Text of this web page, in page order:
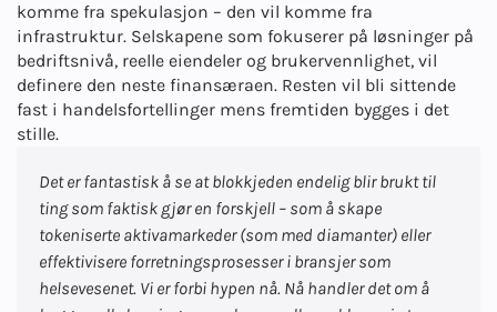
komme fra spekulasjon – den vil komme fra
infrastruktur. Selskapene som fokuserer på løsninger på
bedriftsnivå, reelle eiendeler og brukervennlighet, vil
definere den neste finansæraen. Resten vil bli sittende
fast i handelsfortellinger mens fremtiden bygges i det
stille.
Det er fantastisk å se at blokkjeden endelig blir brukt til
ting som faktisk gjør en forskjell – som å skape
tokeniserte aktivamarkeder (som med diamanter) eller
effektivisere forretningsprosesser i bransjer som
helsevesenet. Vi er forbi hypen nå. Nå handler det om å